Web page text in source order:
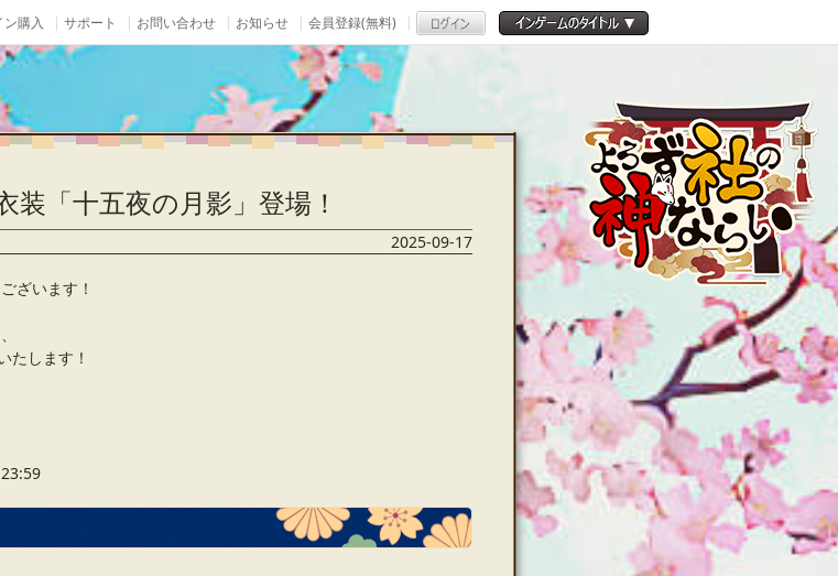
ン購入 サポート お問い合わせ お知らせ 会員登録(無料)
装「十五夜の月影」登場！
2025-09-17
ざいます！
たします！